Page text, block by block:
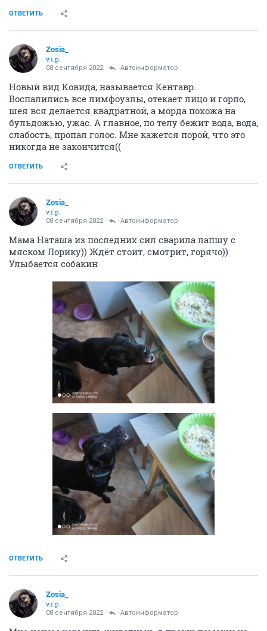
ОТВЕТИТЬ
Zosia_
v.i.p.
08 сентября 2022 Автоинформатор
Новый вид Ковида, называется Кентавр.
Воспалились все лимфоузлы, отекает лицо и горло,
шея вся делается квадратной, а морда похожа на
бульдожью, ужас. А главное, по телу бежит вода, вода,
слабость, пропал голос. Мне кажется порой, что это
никогда не закончится((
ОТВЕТИТЬ
Zosia_
v.i.p.
08 сентября 2022 Автоинформатор
Мама Наташа из последних сил сварила лапшу с
мяском Лорику)) Ждёт стоит, смотрит, горячо))
Улыбается собакин
ОТВЕТИТЬ
Zosia_
v.i.p.
08 сентября 2022 Автоинформатор